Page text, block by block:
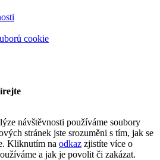
cookie
návštěvnosti používáme soubory
stránek jste srozuměni s tím, jak se
Kliknutím na odkaz zjistíte více o
a jak je povolit či zakázat.